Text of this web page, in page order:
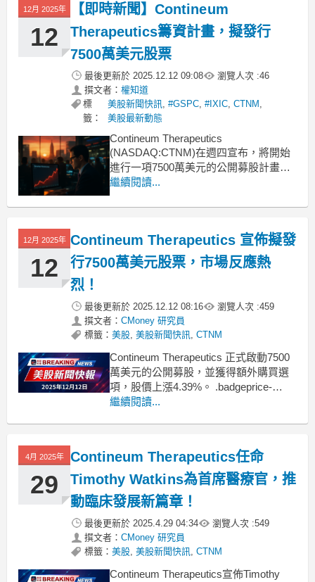
12月 2025年
12
【即時新聞】Contineum
Therapeutics籌資計畫，擬發行
7500萬美元股票
最後更新於 2025.12.12 09:08 瀏覽人次 :46
撰文者： 權知道
標
籤：
美股新聞快訊, #GSPC, #IXIC, CTNM ,
美股最新動態
Contineum Therapeutics
(NASDAQ:CTNM)在週四宣布，將開始
進行一項7500萬美元的公開募股計畫。
這次的募股將由高盛、Leerink
和William Blair聯合擔任主要承銷商。承
繼續閱讀...
12月 2025年
12
Contineum Therapeutics 宣佈擬發
行7500萬美元股票，市場反應熱
烈！
最後更新於 2025.12.12 08:16 瀏覽人次 :459
撰文者： CMoney 研究員
標籤： 美股, 美股新聞快訊, CTNM
Contineum Therapeutics 正式啟動7500
萬美元的公開募股，並獲得額外購買選
項，股價上漲4.39%。 .badgeprice-
container {
gap: 1rem !important;
繼續閱讀...
4月 2025年
29
Contineum Therapeutics任命
Timothy Watkins為首席醫療官，推
動臨床發展新篇章！
最後更新於 2025.4.29 04:34 瀏覽人次 :549
撰文者： CMoney 研究員
標籤： 美股, 美股新聞快訊, CTNM
Contineum Therapeutics宣佈Timothy